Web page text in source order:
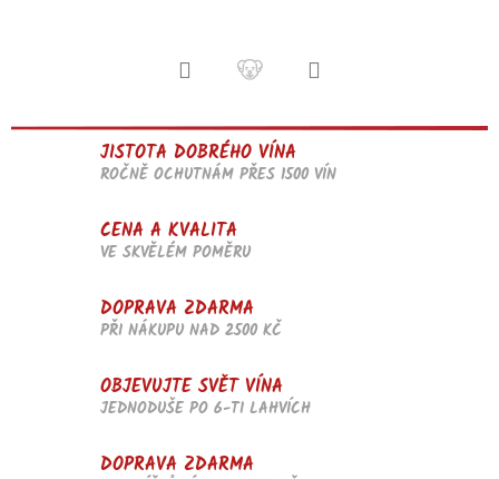
JISTOTA DOBRÉHO VÍNA
ROČNĚ OCHUTNÁM PŘES 1500 VÍN
CENA A KVALITA
VE SKVĚLÉM POMĚRU
DOPRAVA ZDARMA
PŘI NÁKUPU NAD 2500 KČ
OBJEVUJTE SVĚT VÍNA
JEDNODUŠE PO 6-TI LAHVÍCH
DOPRAVA ZDARMA